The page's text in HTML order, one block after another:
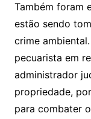
Também foram
estão sendo
crime
pecuarista em
administrador
propriedade,
para combater